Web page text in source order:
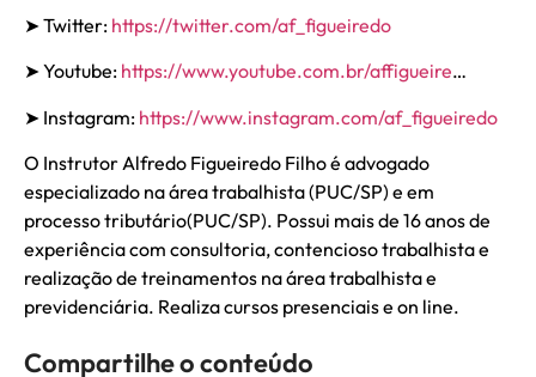
➤ Twitter: https://twitter.com/af_figueiredo
➤ Youtube: https://www.youtube.com.br/affigueire…
➤ Instagram: https://www.instagram.com/af_figueiredo
O Instrutor Alfredo Figueiredo Filho é advogado
especializado na área trabalhista (PUC/SP) e em
processo tributário(PUC/SP). Possui mais de 16 anos de
experiência com consultoria, contencioso trabalhista e
realização de treinamentos na área trabalhista e
previdenciária. Realiza cursos presenciais e on line.
Compartilhe o conteúdo